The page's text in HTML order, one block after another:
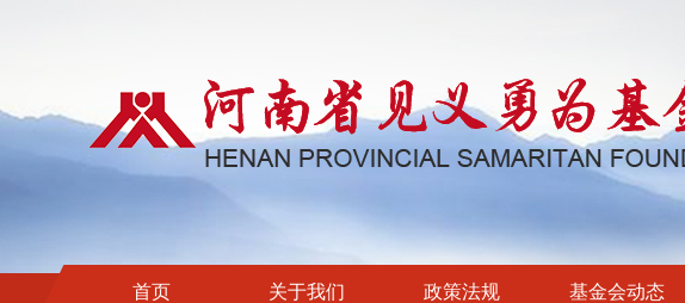
首页 关于我们 政策法规 基金会动态